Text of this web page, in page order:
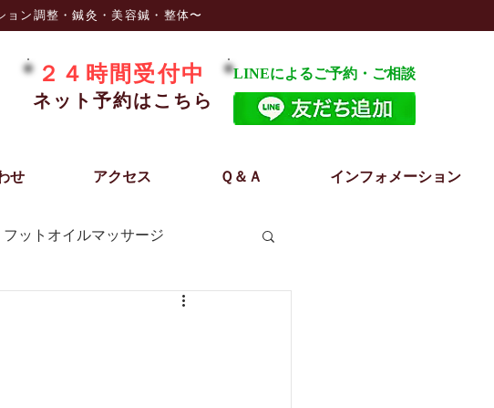
ン調整・鍼灸・美容鍼・整体〜
２４時間受付中
ネット予約はこちら
LINEによるご予約・ご相談
せ アクセス Ｑ＆Ａ インフォメーション
フットオイルマッサージ